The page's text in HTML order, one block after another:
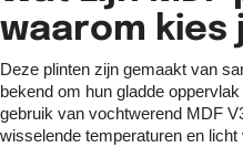
waarom kies
Deze plinten zijn gemaakt van
bekend om hun gladde
gebruik van vochtwerend MDF
wisselende temperaturen en